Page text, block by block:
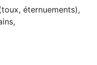
éternuements),